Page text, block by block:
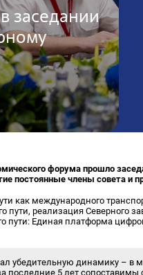
заседании
форума прошло
постоянные члены совета и
как международного
пути, реализация Северного
пути: Единая платформа
убедительную динамику – в
последние 5 лет сопоставимы